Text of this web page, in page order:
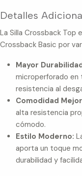
Detalles
La Silla Crossback Top
Crossback Basic por
Mayor
microperforado en
resistencia al
Comodidad
alta resistencia
cómodo.
Estilo Moderno:
aporta un toque
durabilidad y